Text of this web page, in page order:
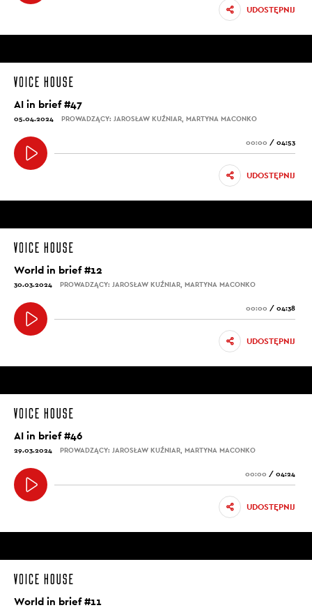
UDOSTĘPNIJ
AI in brief #47
05.04.2024 PROWADZĄCY: JAROSŁAW KUŹNIAR, MARTYNA MACONKO
00:00 / 04:53
UDOSTĘPNIJ
World in brief #12
30.03.2024 PROWADZĄCY: JAROSŁAW KUŹNIAR, MARTYNA MACONKO
00:00 / 04:38
UDOSTĘPNIJ
AI in brief #46
29.03.2024 PROWADZĄCY: JAROSŁAW KUŹNIAR, MARTYNA MACONKO
00:00 / 04:24
UDOSTĘPNIJ
World in brief #11